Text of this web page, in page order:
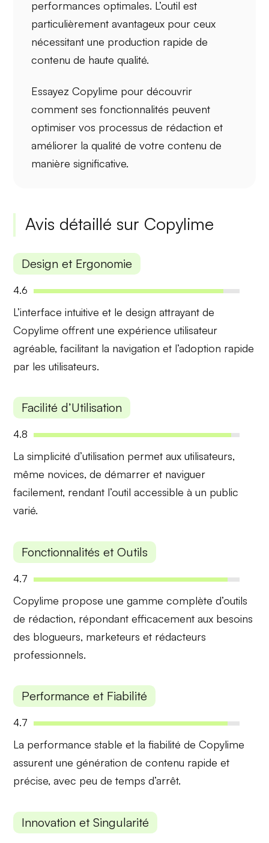
performances optimales. L’outil est
particulièrement avantageux pour ceux
nécessitant une production rapide de
contenu de haute qualité.
Essayez Copylime pour découvrir
comment ses fonctionnalités peuvent
optimiser vos processus de rédaction et
améliorer la qualité de votre contenu de
manière significative.
Avis détaillé sur Copylime
Design et Ergonomie
4.6
L’interface intuitive et ledesign attrayant de
Copylime offrent une expérience utilisateur
agréable, facilitant la navigation et l’adoption rapide
par les utilisateurs.
Facilité d’Utilisation
4.8
Lasimplicité d’utilisation permet aux utilisateurs,
même novices, de démarrer et naviguer
facilement, rendant l’outil accessible à un public
varié.
Fonctionnalités et Outils
4.7
Copylime propose unegamme complète d’outils
de rédaction, répondant efficacement aux besoins
des blogueurs, marketeurs et rédacteurs
professionnels.
Performance et Fiabilité
4.7
La performance stable et lafiabilité de Copylime
assurent une génération de contenu rapide et
précise, avec peu de temps d’arrêt.
Innovation et Singularité